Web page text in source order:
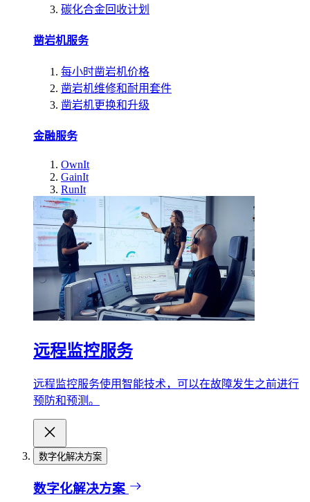
碳化合金回收计划
凿岩机服务
每小时凿岩机价格
凿岩机维修和耐用套件
凿岩机更换和升级
金融服务
OwnIt
GainIt
RunIt
远程监控服务
远程监控服务使用智能技术，可以在故障发生之前进行
预防和预测。
数字化解决方案
数字化解决方案